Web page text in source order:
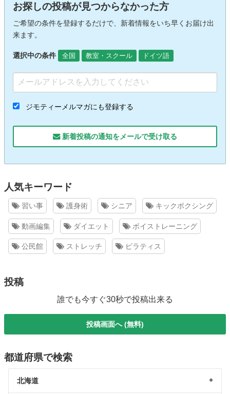
お探しの投稿が見つからなかった方
ご希望の条件を登録するだけで、新着情報をいち早くお届け出
来ます。
選択中の条件 全国 教室・スクール ドイツ語
ジモティーメルマガにも登録する
新着投稿の通知をメールで受け取る
人気キーワード
習い事 護身術 シニア キックボクシング
動画編集 ダイエット ボイストレーニング
公民館 ストレッチ ピラティス
投稿
誰でも今すぐ30秒で投稿出来る
投稿画面へ (無料)
都道府県で検索
北海道